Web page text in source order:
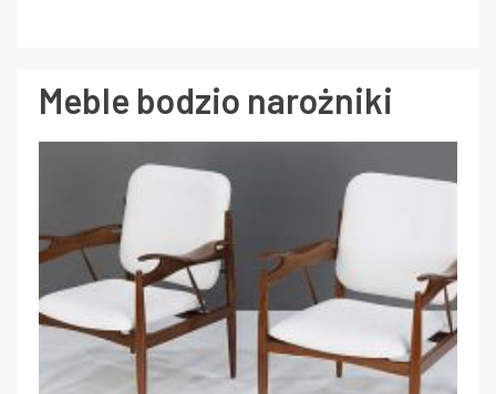
Meble bodzio narożniki